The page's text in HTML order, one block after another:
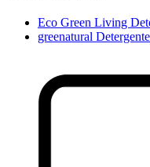
Eco Green Living
greenatural